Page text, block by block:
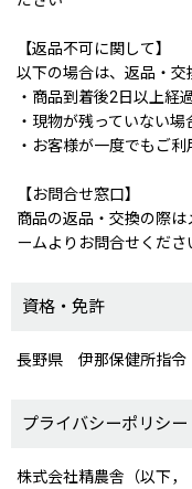
【返品不可に関して】
以下の場合は、返品・交
・商品到着後2日以上経
・現物が残っていない場
・お客様が一度でもご利
【お問合せ窓口】
商品の返品・交換の際
ームよりお問合せくださ
資格・免許
長野県 伊那保健所指
プライバシーポリシー
株式会社精農舎（以下